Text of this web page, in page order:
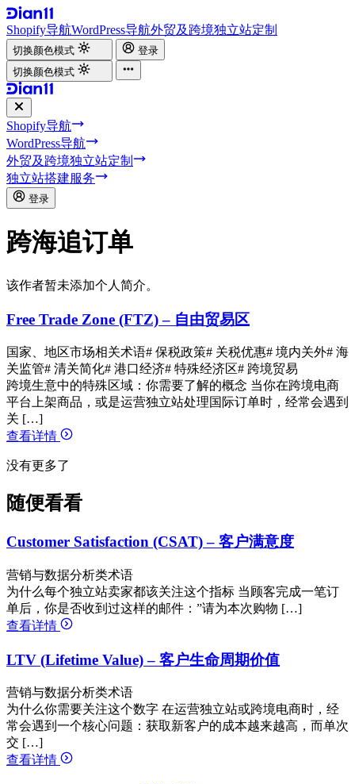
Shopify导航WordPress导航外贸及跨境独立站定制
切换颜色模式
登录
切换颜色模式
Shopify导航
WordPress导航
外贸及跨境独立站定制
独立站搭建服务
登录
跨海追订单
该作者暂未添加个人简介。
Free Trade Zone (FTZ) – 自由贸易区
国家、地区市场相关术语# 保税政策# 关税优惠# 境内关外# 海
关监管# 清关简化# 港口经济# 特殊经济区# 跨境贸易
跨境生意中的特殊区域：你需要了解的概念 当你在跨境电商
平台上架商品，或是运营独立站处理国际订单时，经常会遇到
关 […]
查看详情
没有更多了
随便看看
Customer Satisfaction (CSAT) – 客户满意度
营销与数据分析类术语
为什么每个独立站卖家都该关注这个指标 当顾客完成一笔订
单后，你是否收到过这样的邮件：”请为本次购物 […]
查看详情
LTV (Lifetime Value) – 客户生命周期价值
营销与数据分析类术语
为什么你需要关注这个数字 在运营独立站或跨境电商时，经
常会遇到一个核心问题：获取新客户的成本越来越高，而单次
交 […]
查看详情